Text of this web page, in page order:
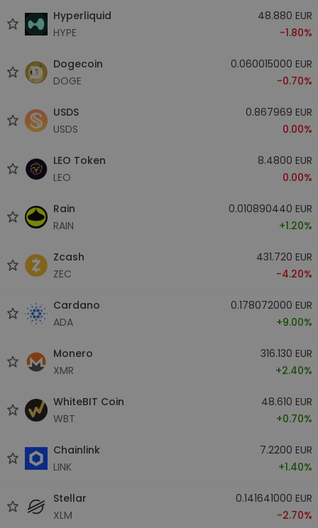
Hyperliquid
HYPE
48.880 EUR
-1.80%
Dogecoin
DOGE
0.060015000 EUR
-0.70%
USDS
USDS
0.867969 EUR
0.00%
LEO Token
LEO
8.4800 EUR
0.00%
Rain
RAIN
0.010890440 EUR
+1.20%
Zcash
ZEC
431.720 EUR
-4.20%
Cardano
ADA
0.178072000 EUR
+9.00%
Monero
XMR
316.130 EUR
+2.40%
WhiteBIT Coin
WBT
48.610 EUR
+0.70%
Chainlink
LINK
7.2200 EUR
+1.40%
Stellar
XLM
0.141641000 EUR
-2.70%